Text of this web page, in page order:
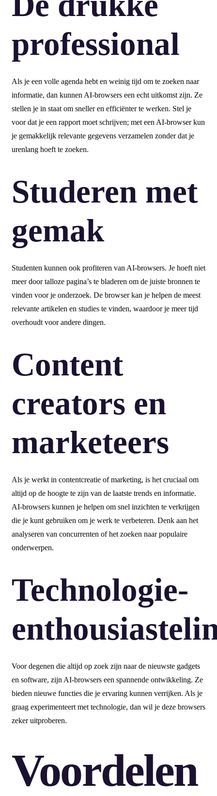
professional
Als je een volle agenda hebt en weinig tijd om te zoeken naar
informatie, dan kunnen AI-browsers een echt uitkomst zijn. Ze
stellen je in staat om sneller en efficiënter te werken. Stel je
voor dat je een rapport moet schrijven; met een AI-browser kun
je gemakkelijk relevante gegevens verzamelen zonder dat je
urenlang hoeft te zoeken.
Studeren met
gemak
Studenten kunnen ook profiteren van AI-browsers. Je hoeft niet
meer door talloze pagina’s te bladeren om de juiste bronnen te
vinden voor je onderzoek. De browser kan je helpen de meest
relevante artikelen en studies te vinden, waardoor je meer tijd
overhoudt voor andere dingen.
Content
creators en
marketeers
Als je werkt in contentcreatie of marketing, is het cruciaal om
altijd op de hoogte te zijn van de laatste trends en informatie.
AI-browsers kunnen je helpen om snel inzichten te verkrijgen
die je kunt gebruiken om je werk te verbeteren. Denk aan het
analyseren van concurrenten of het zoeken naar populaire
onderwerpen.
Technologie-
Voor degenen die altijd op zoek zijn naar de nieuwste gadgets
en software, zijn AI-browsers een spannende ontwikkeling. Ze
bieden nieuwe functies die je ervaring kunnen verrijken. Als je
graag experimenteert met technologie, dan wil je deze browsers
zeker uitproberen.
Voordelen